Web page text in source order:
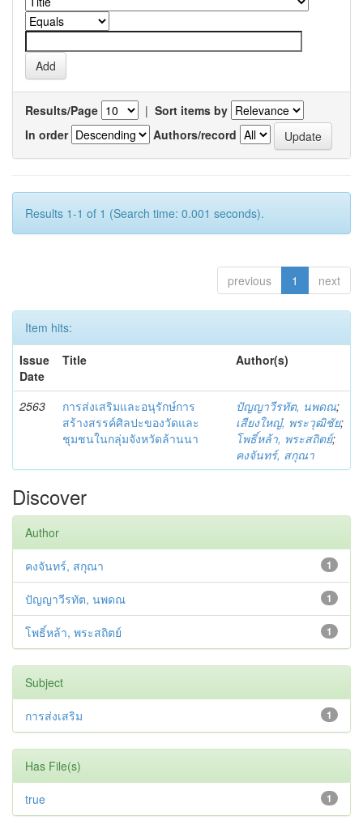
Results/Page | Sort items by
In order
Authors/record
Results 1-1 of 1 (Search time: 0.001 seconds).
previous 1 next
Item hits:
Issue
Date
Title Author(s)
2563
การส่งเสริมและอนุรักษ์การ
สร้างสรรค์ศิลปะของวัดและ
ชุมชนในกลุ่มจังหวัดล้านนา
ปัญญาวีรทัต, นพดณ;
เสียงใหญ๋, พระวุฒิชัย;
โพธิ์หล้า, พระสถิตย์;
คงจันทร์, สกุณา
Discover
Author
1
คงจันทร์, สกุณา
1
ปัญญาวีรทัต, นพดณ
1
โพธิ์หล้า, พระสถิตย์
Subject
1
การส่งเสริม
Has File(s)
1
true